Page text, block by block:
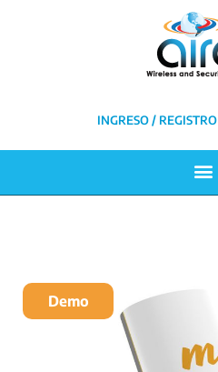
INGRESO / REGISTRO
Demo